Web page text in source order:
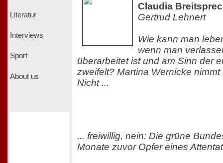
Literatur
Interviews
Sport
About us
Claudia
Gertrud Lehnert
Wie kann man
wenn man
überarbeitet ist und am Sinn der
zweifelt? Martina Wernicke
Nicht ...
... freiwillig, nein: Die grüne
Monate zuvor Opfer eines